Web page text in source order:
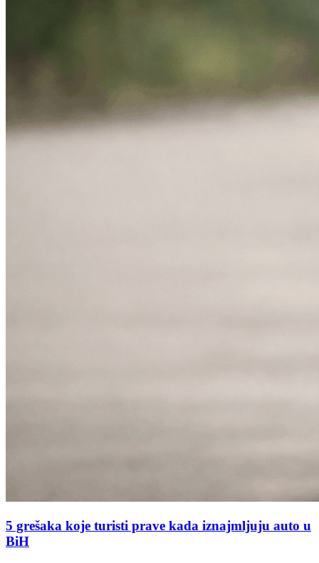
5 grešaka koje turisti prave kada iznajmljuju auto u
BiH